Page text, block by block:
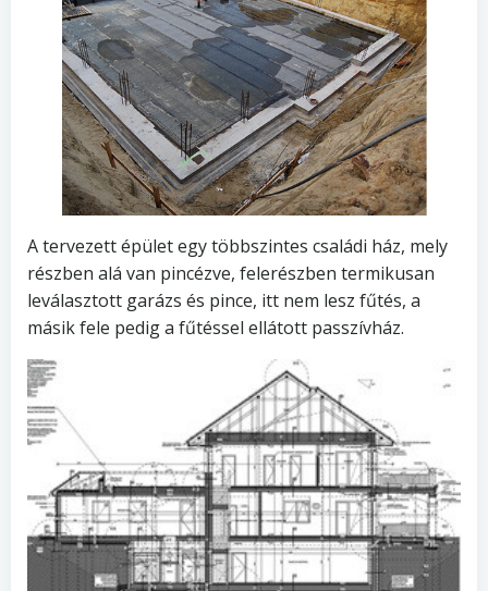
A tervezett épület egy többszintes családi ház, mely
részben alá van pincézve, felerészben termikusan
leválasztott garázs és pince, itt nem lesz fűtés, a
másik fele pedig a fűtéssel ellátott passzívház.